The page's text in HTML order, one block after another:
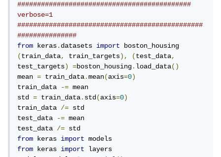
############################################
verbose=1
###############################################
###############
from keras.datasets import
(train_data, train_targets), (test_data,
test_targets) =boston_housing.load_data()
mean = train_data.mean(axis=0)
train_data -= mean
std = train_data.std(axis=0)
train_data /= std
test_data -= mean
test_data /=
from keras import
from keras import
layers